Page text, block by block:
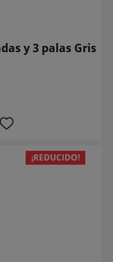
y 3 palas Gris
¡REDUCIDO!